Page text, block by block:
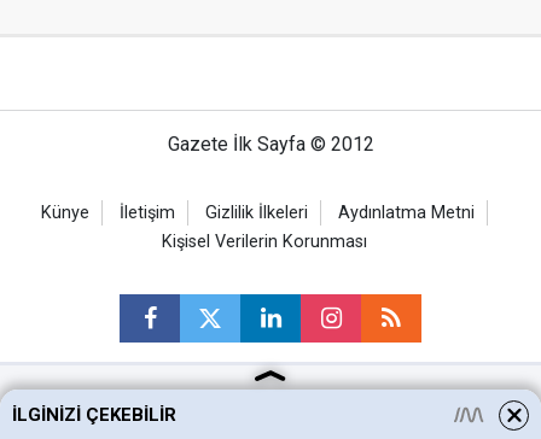
Gazete İlk Sayfa © 2012
Künye İletişim Gizlilik İlkeleri
Aydınlatma Metni
Kişisel Verilerin Korunması
Ankara Haberleri
İLGINIZI ÇEKEBILIR